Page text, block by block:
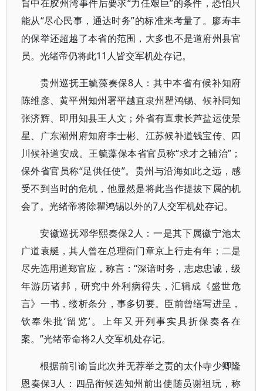
旨中在胶州湾事件后要求“力任艰巨”的条件，恐怕只
能从“尽心民事，通达时务”的标准来考量了。廖寿丰
的保举还超越了本省的范围，大多也不是道府州县官
员。光绪帝仍将此11人皆交军机处存记。
贵州巡抚王毓藻奏保8人：其中本省有候补知府
陈维彦、黄平州知州署平越直隶州瞿鸿锡、候补同知
张济辉、即用知县王人文；外省有直隶长芦盐运使景
星、广东潮州府知府李士彬、江苏候补道钱宝传、四
川候补道安成。王毓藻保本省官员称“求才之辅治”；
保外省官员称“足供任使”。贵州与沿海如此之远，感
受不到当时的危机，他显然是将此当作提拔下属的机
会了。光绪帝将除瞿鸿锡以外的7人交军机处存记。
安徽巡抚邓华熙奏保2人：一是其下属徽宁池太
广道袁艇，其人曾在总理衙门章京上行走有年；二是
尽先选用道郑官应，称言：“深谙时务，志虑忠诚，级
年游历诸邦，研究中外利病得失，汇辑成《盛世危
言》一书，缕析条分，事多切要。臣前曾缮写进呈，
钦奉朱批‘留览’。上年又开列事实具折保奏各在
案。”光绪帝命将2人交军机处存记。
根据前引谕旨此次并无荐举之责的太仆寺少卿隆
恩奏保3人：四品衔候选知州前出使随员谢祖玩，称